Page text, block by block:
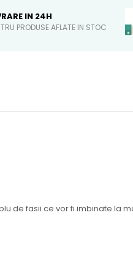
IN 24H
PRODUSE AFLATE IN STOC
de fasii ce vor fi imbinate la